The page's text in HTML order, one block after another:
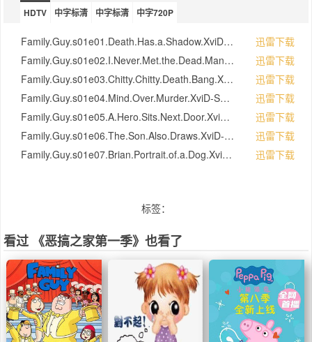
HDTV 中字标清 中字标清 中字720P
Family.Guy.s01e01.Death.Has.a.Shadow.XviD-SChiZO.avi
迅雷下载
Family.Guy.s01e02.I.Never.Met.the.Dead.Man.XviD-SChiZO.avi
迅雷下载
Family.Guy.s01e03.Chitty.Chitty.Death.Bang.XviD-SChiZO.avi
迅雷下载
Family.Guy.s01e04.Mind.Over.Murder.XviD-SChiZO.avi
迅雷下载
Family.Guy.s01e05.A.Hero.Sits.Next.Door.XviD-SChiZO.avi
迅雷下载
Family.Guy.s01e06.The.Son.Also.Draws.XviD-SChiZO.avi
迅雷下载
Family.Guy.s01e07.Brian.Portrait.of.a.Dog.XviD-SChiZO.avi
迅雷下载
标签：
看过 《恶搞之家第一季》也看了